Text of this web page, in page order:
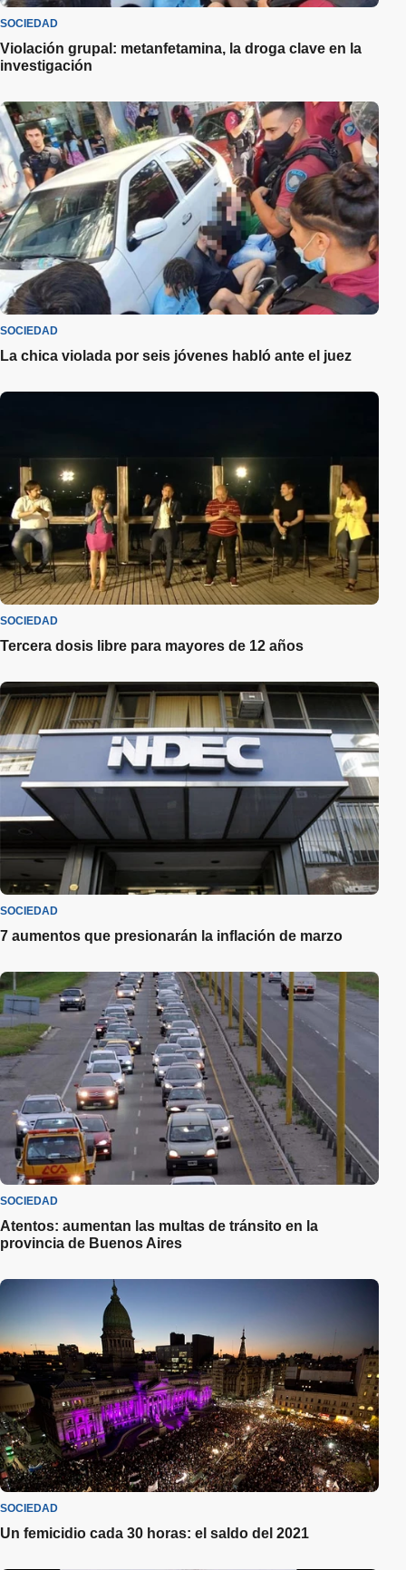
SOCIEDAD
Violación grupal: metanfetamina, la droga clave en la
investigación
SOCIEDAD
La chica violada por seis jóvenes habló ante el juez
SOCIEDAD
Tercera dosis libre para mayores de 12 años
SOCIEDAD
7 aumentos que presionarán la inflación de marzo
SOCIEDAD
Atentos: aumentan las multas de tránsito en la
provincia de Buenos Aires
SOCIEDAD
Un femicidio cada 30 horas: el saldo del 2021